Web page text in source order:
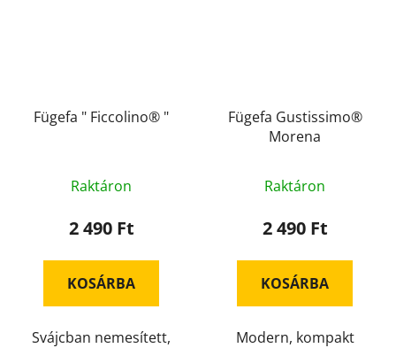
Fügefa " Ficcolino® "
Raktáron
2 490 Ft
KOSÁRBA
Svájcban nemesített,
Fügefa Gustissimo®
Morena
Raktáron
2 490 Ft
KOSÁRBA
Modern, kompakt